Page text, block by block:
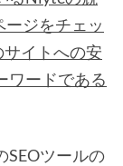
ジをチェッ
イトへの安
ワードである
SEOツールの